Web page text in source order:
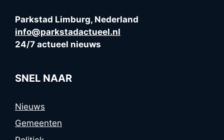
Parkstad Limburg, Nederland
info@parkstadactueel.nl
24/7 actueel nieuws
SNEL NAAR
Nieuws
Gemeenten